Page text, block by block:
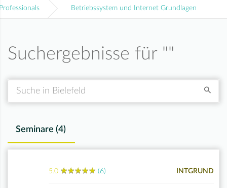
Betriebssystem und Internet Grundlagen
Suchergebnisse für ""
Seminare (4)
5.0 ★★★★★
★★★★★ (6) INTGRUND